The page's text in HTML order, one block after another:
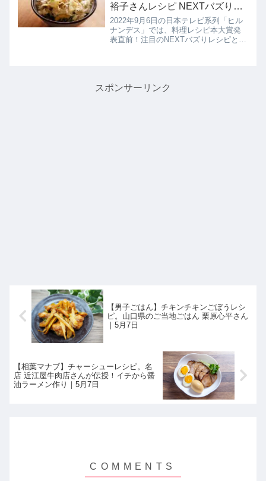
裕子さんレシピ NEXTバズりレ
シピ｜9月6日
2022年9月6日の日本テレビ系列「ヒル
ナンデス」では、料理レシピ本大賞発
表直前！注目のNEXTバズりレシピとし
スポンサーリンク
【男子ごはん】チキンチキンごぼうレシ
ピ。山口県のご当地ごはん 栗原心平さん
｜5月7日
【相葉マナブ】チャーシューレシピ。名
店 近江屋牛肉店さんが伝授！イチから醤
油ラーメン作り｜5月7日